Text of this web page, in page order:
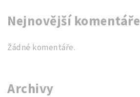
Nejnovější komentáře
Žádné komentáře.
Archivy